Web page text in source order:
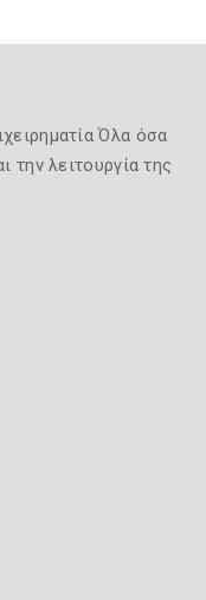
Όλα όσα
την λειτουργία της